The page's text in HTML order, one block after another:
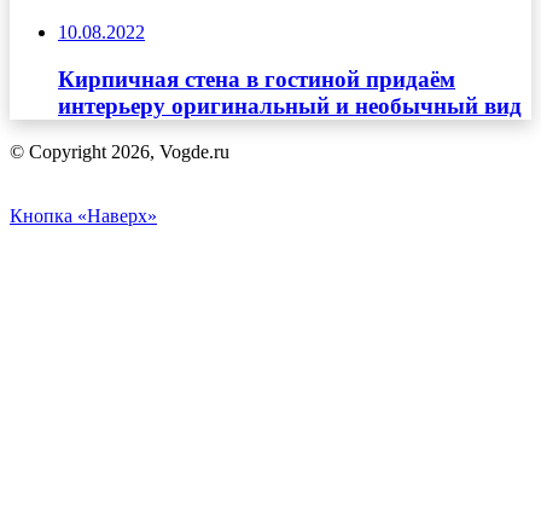
10.08.2022
Кирпичная стена в гостиной придаём
интерьеру оригинальный и необычный вид
© Copyright 2026, Vogde.ru
Кнопка «Наверх»